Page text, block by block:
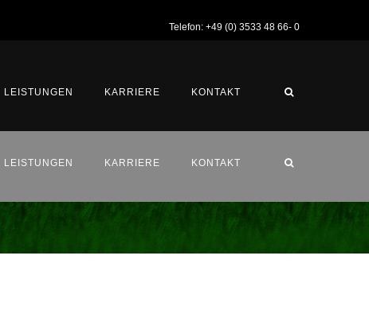
Telefon: +49 (0) 3533 48 66- 0
LEISTUNGEN KARRIERE KONTAKT
LEISTUNGEN KARRIERE KONTAKT